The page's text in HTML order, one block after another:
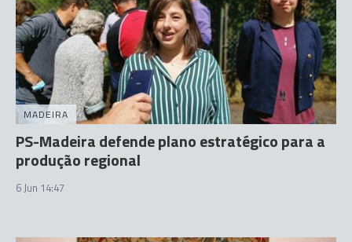
MADEIRA
PS-Madeira defende plano estratégico para a
produção regional
6 Jun 14:47